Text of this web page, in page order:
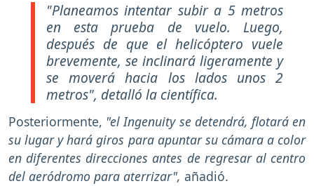
"Planeamos intentar subir a 5 metros
en esta prueba de vuelo. Luego,
después de que el helicóptero vuele
brevemente, se inclinará ligeramente y
se moverá hacia los lados unos 2
metros", detalló la científica.
Posteriormente, "el Ingenuity se detendrá, flotará en
su lugar y hará giros para apuntar su cámara a color
en diferentes direcciones antes de regresar al centro
del aeródromo para aterrizar", añadió.